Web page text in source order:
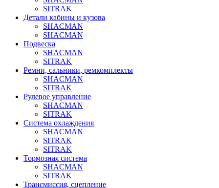
SITRAK
Детали кабины и кузова
SHACMAN
SHACMAN
Подвеска
SHACMAN
SITRAK
Ремни, сальники, ремкомплекты
SHACMAN
SITRAK
Рулевое управление
SHACMAN
SITRAK
Система охлаждения
SHACMAN
SITRAK
SITRAK
Тормозная система
SHACMAN
SITRAK
Трансмиссия, сцепление